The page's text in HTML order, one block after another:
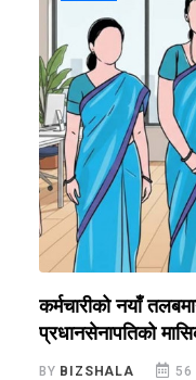
कर्मचारीको नयाँ
प्रधानसेनापतिको
BY BIZSHALA 56